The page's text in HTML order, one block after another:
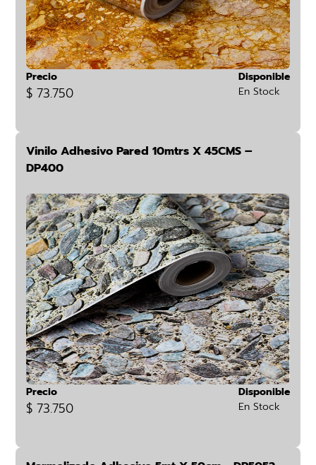
Precio
$ 73.750
Disponible
En Stock
Vinilo Adhesivo Pared 10mtrs X 45CMS –
DP400
Precio
$ 73.750
Disponible
En Stock